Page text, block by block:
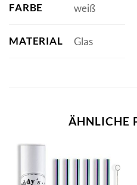
FARBE weiß
MATERIAL Glas
ÄHNLICHE